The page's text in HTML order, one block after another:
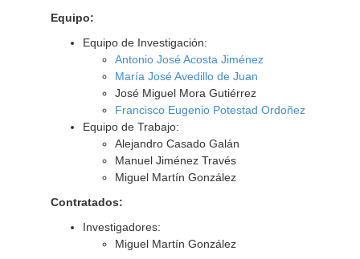
Equipo:
Equipo de Investigación:
Antonio José Acosta Jiménez
María José Avedillo de Juan
José Miguel Mora Gutiérrez
Francisco Eugenio Potestad Ordoñez
Equipo de Trabajo:
Alejandro Casado Galán
Manuel Jiménez Través
Miguel Martín González
Contratados:
Investigadores:
Miguel Martín González